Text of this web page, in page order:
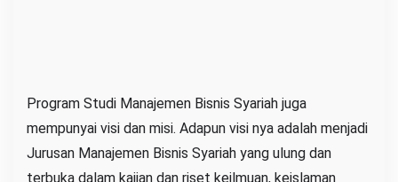
Program Studi Manajemen Bisnis Syariah juga
mempunyai visi dan misi. Adapun visi nya adalah menjadi
Jurusan Manajemen Bisnis Syariah yang ulung dan
terbuka dalam kajian dan riset keilmuan, keislaman